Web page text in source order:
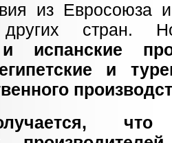
из Евросоюза
других
и испанские
и